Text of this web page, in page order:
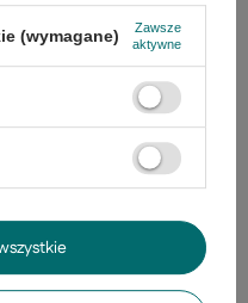
Najniższa cena z
299,00 zł-0%
(wymagane)
Zawsze
aktywne